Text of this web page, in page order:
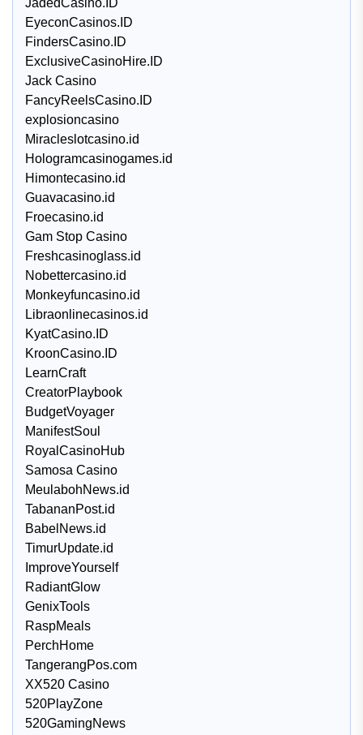
JadedCasino.ID
EyeconCasinos.ID
FindersCasino.ID
ExclusiveCasinoHire.ID
Jack Casino
FancyReelsCasino.ID
explosioncasino
Miracleslotcasino.id
Hologramcasinogames.id
Himontecasino.id
Guavacasino.id
Froecasino.id
Gam Stop Casino
Freshcasinoglass.id
Nobettercasino.id
Monkeyfuncasino.id
Libraonlinecasinos.id
KyatCasino.ID
KroonCasino.ID
LearnCraft
CreatorPlaybook
BudgetVoyager
ManifestSoul
RoyalCasinoHub
Samosa Casino
MeulabohNews.id
TabananPost.id
BabelNews.id
TimurUpdate.id
ImproveYourself
RadiantGlow
GenixTools
RaspMeals
PerchHome
TangerangPos.com
XX520 Casino
520PlayZone
520GamingNews